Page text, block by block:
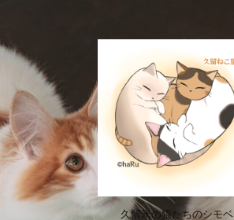
久留米の猫たちのシモベ